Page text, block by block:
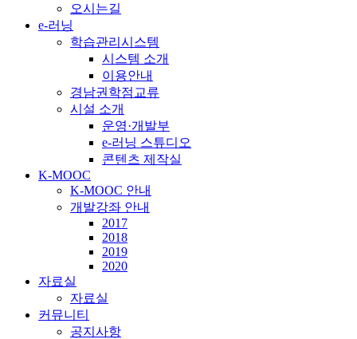
오시는길
e-러닝
학습관리시스템
시스템 소개
이용안내
경남권학점교류
시설 소개
운영·개발부
e-러닝 스튜디오
콘텐츠 제작실
K-MOOC
K-MOOC 안내
개발강좌 안내
2017
2018
2019
2020
자료실
자료실
커뮤니티
공지사항